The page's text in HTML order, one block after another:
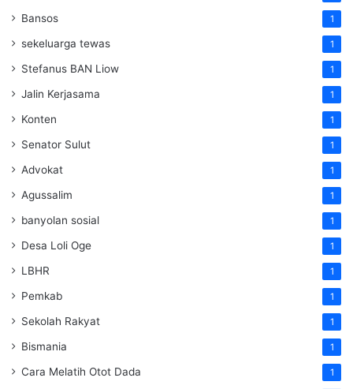
Bansos 1
sekeluarga tewas 1
Stefanus BAN Liow 1
Jalin Kerjasama 1
Konten 1
Senator Sulut 1
Advokat 1
Agussalim 1
banyolan sosial 1
Desa Loli Oge 1
LBHR 1
Pemkab 1
Sekolah Rakyat 1
Bismania 1
Cara Melatih Otot Dada 1